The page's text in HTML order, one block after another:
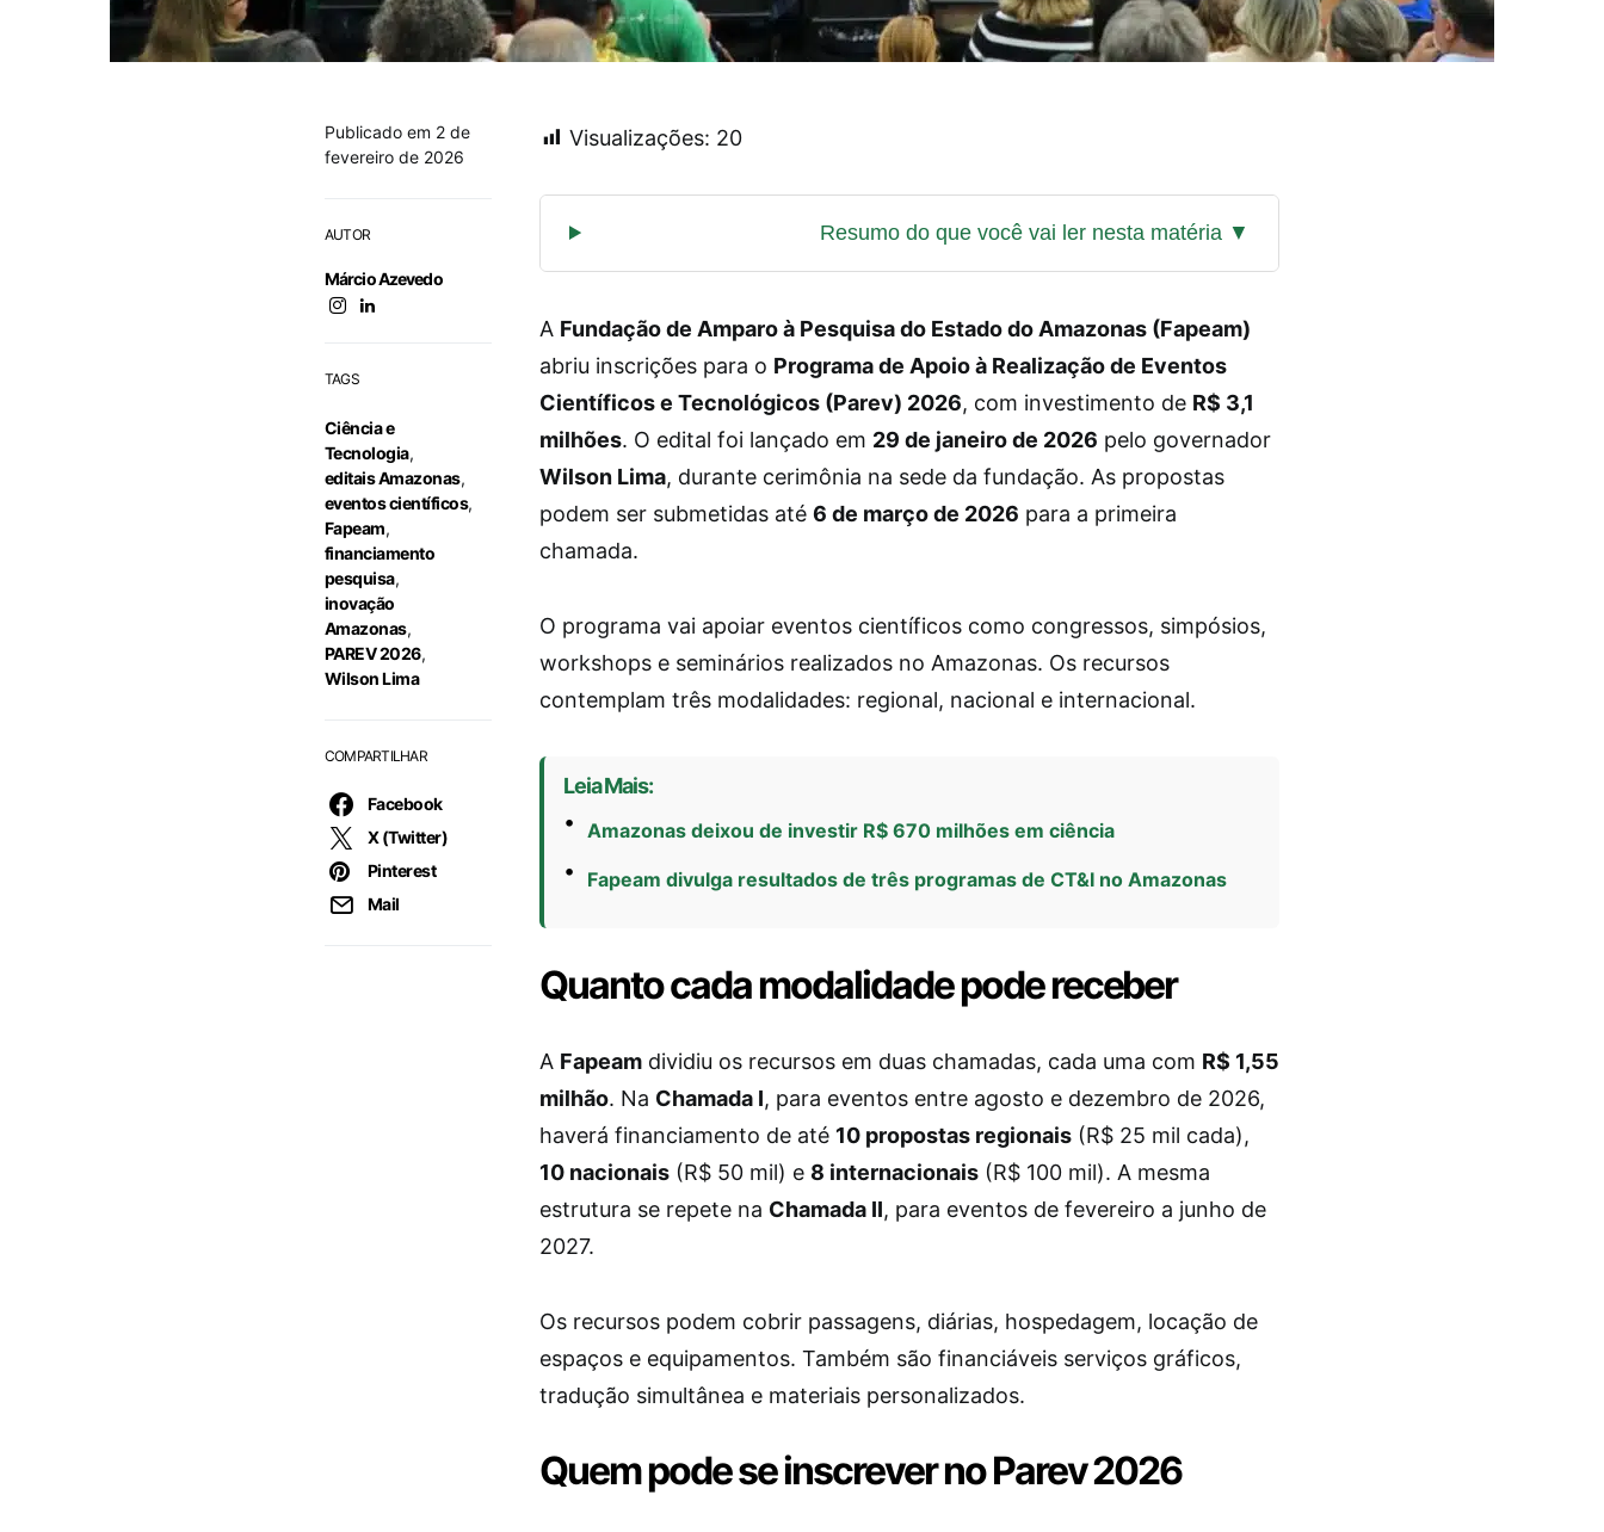
Publicado em 2 de
fevereiro de 2026
AUTOR
Márcio Azevedo
TAGS
Ciência e
Tecnologia,
editais Amazonas,
eventos científicos,
Fapeam,
financiamento
pesquisa,
inovação
Amazonas,
PAREV 2026,
Wilson Lima
COMPARTILHAR
Facebook
X (Twitter)
Pinterest
Mail
Visualizações: 20
A Fundação de Amparo à Pesquisa do Estado do Amazonas (Fapeam)
abriu inscrições para o Programa de Apoio à Realização de Eventos
Científicos e Tecnológicos (Parev) 2026, com investimento de R$ 3,1
milhões. O edital foi lançado em 29 de janeiro de 2026 pelo governador
Wilson Lima, durante cerimônia na sede da fundação. As propostas
podem ser submetidas até 6 de março de 2026 para a primeira
chamada.
O programa vai apoiar eventos científicos como congressos, simpósios,
workshops e seminários realizados no Amazonas. Os recursos
contemplam três modalidades: regional, nacional e internacional.
Leia Mais:
Amazonas deixou de investir R$ 670 milhões em ciência
Fapeam divulga resultados de três programas de CT&I no Amazonas
Quanto cada modalidade pode receber
A Fapeam dividiu os recursos em duas chamadas, cada uma com R$ 1,55
milhão. Na Chamada I, para eventos entre agosto e dezembro de 2026,
haverá financiamento de até 10 propostas regionais (R$ 25 mil cada),
10 nacionais (R$ 50 mil) e 8 internacionais (R$ 100 mil). A mesma
estrutura se repete na Chamada II, para eventos de fevereiro a junho de
2027.
Os recursos podem cobrir passagens, diárias, hospedagem, locação de
espaços e equipamentos. Também são financiáveis serviços gráficos,
tradução simultânea e materiais personalizados.
Quem pode se inscrever no Parev 2026